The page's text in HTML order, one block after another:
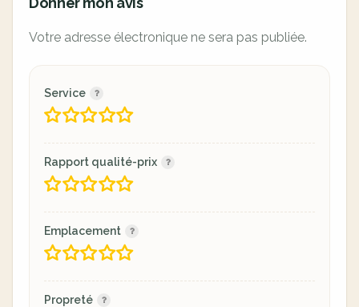
Votre adresse électronique ne sera pas publiée.
Service
Rapport qualité-prix
Emplacement
Propreté